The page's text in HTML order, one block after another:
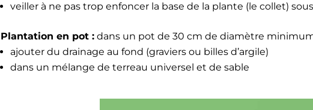
veiller à ne pas trop enfon­cer la base de la plante (le col­let)
Plan­ta­tion en pot : dans un pot de 30 cm de diamètre
ajouter du drainage au fond (graviers ou billes d’argile)
dans un mélange de ter­reau uni­versel et de sable